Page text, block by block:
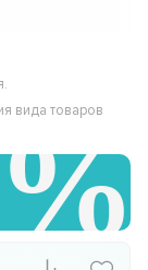
вида товаров